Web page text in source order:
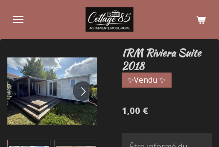
au
IRM Riviera Suite
2018
✨Vendu ✨
1,00 €